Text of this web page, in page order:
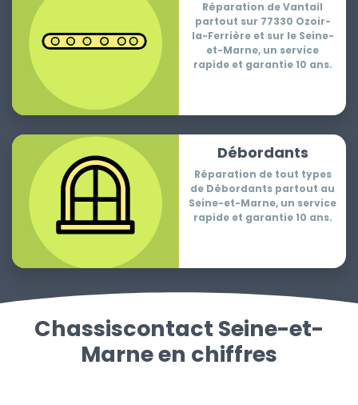
Réparation de Vantail
partout sur 77330 Ozoir-
la-Ferrière et sur le Seine-
et-Marne, un service
rapide et garantie 10 ans.
Débordants
Réparation de tout types
de Débordants partout au
Seine-et-Marne, un service
rapide et garantie 10 ans.
Chassiscontact Seine-et-
Marne en chiffres